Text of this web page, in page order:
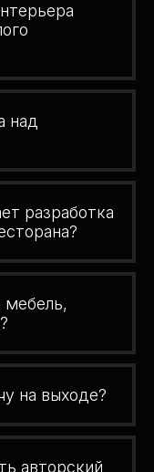
над
разработка
мебель,
на выходе?
авторский